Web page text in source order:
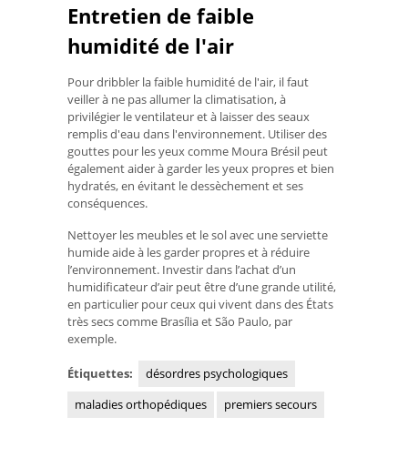
Entretien de faible
humidité de l'air
Pour dribbler la faible humidité de l'air, il faut
veiller à ne pas allumer la climatisation, à
privilégier le ventilateur et à laisser des seaux
remplis d'eau dans l'environnement. Utiliser des
gouttes pour les yeux comme Moura Brésil peut
également aider à garder les yeux propres et bien
hydratés, en évitant le dessèchement et ses
conséquences.
Nettoyer les meubles et le sol avec une serviette
humide aide à les garder propres et à réduire
l’environnement. Investir dans l’achat d’un
humidificateur d’air peut être d’une grande utilité,
en particulier pour ceux qui vivent dans des États
très secs comme Brasília et São Paulo, par
exemple.
Étiquettes:
désordres psychologiques
maladies orthopédiques
premiers secours